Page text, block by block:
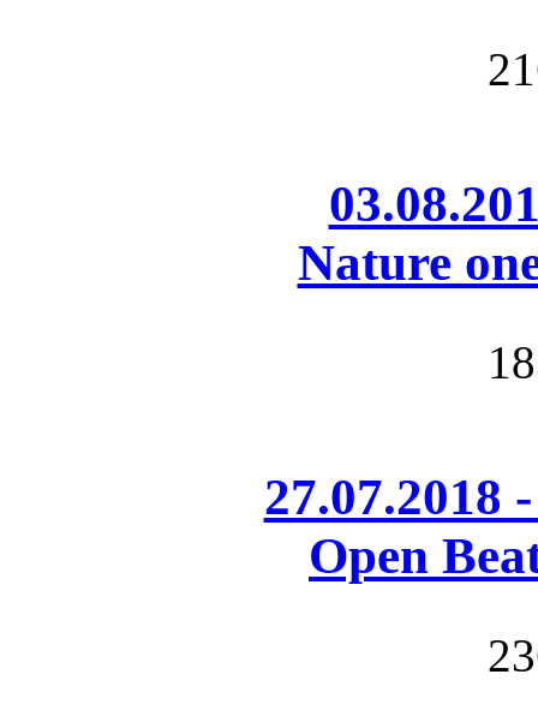
Nature
27.07.2018
Open